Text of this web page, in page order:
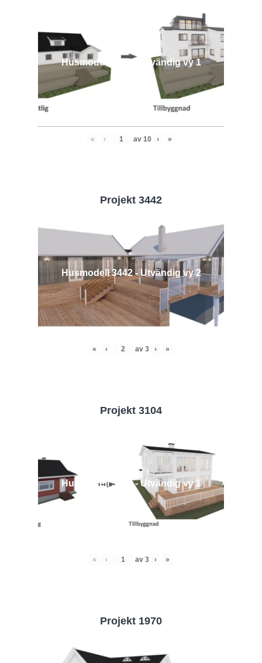
Husmodell 1042 - Utvändig vy 1
« ‹ av 10 › »
Projekt 3442
Husmodell 3442 - Utvändig vy 2
« ‹ av 3 › »
Projekt 3104
Husmodell 3104 - Utvändig vy 1
« ‹ av 3 › »
Projekt 1970